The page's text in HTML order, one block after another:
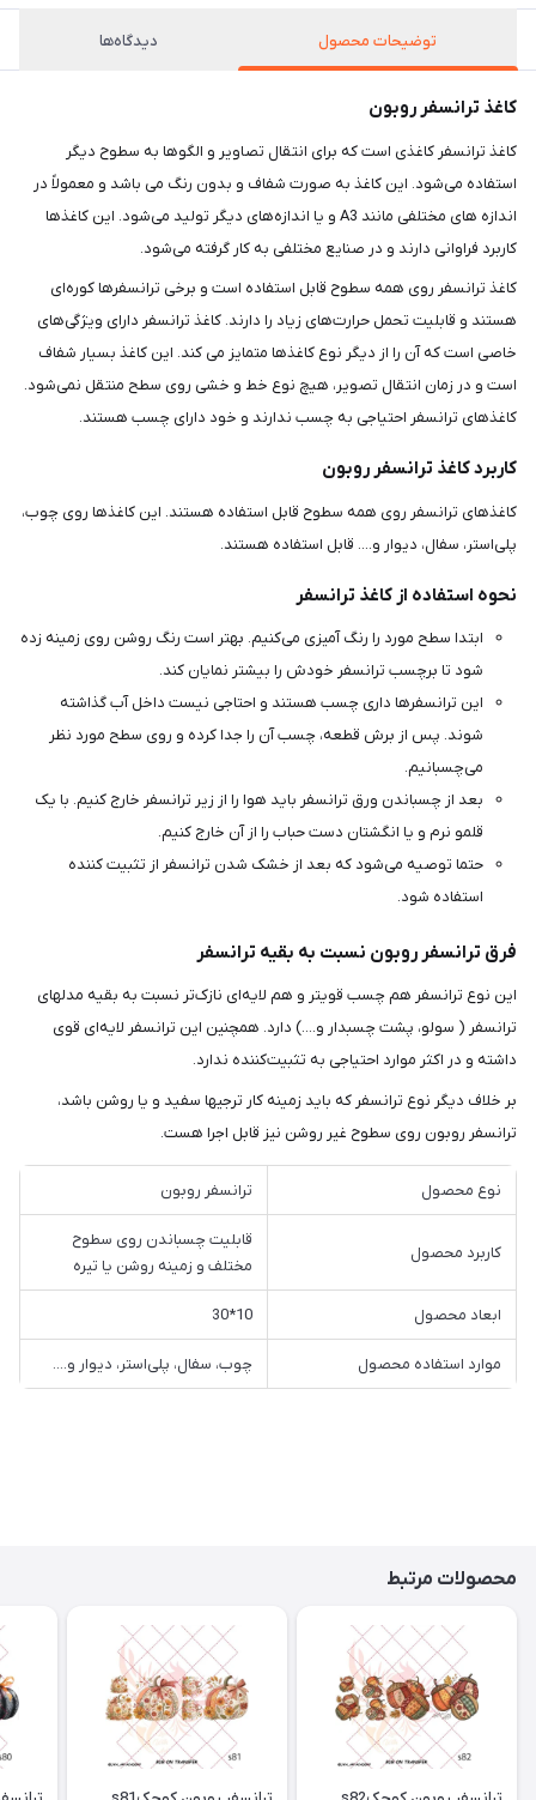
توضیحات محصول دیدگاه‌ها
کاغذ ترانسفر روبون
کاغذ ترانسفر کاغذی است که برای انتقال تصاویر و الگوها به سطوح دیگر
استفاده می‌شود. این کاغذ به صورت شفاف و بدون رنگ می باشد و معمولاً در
اندازه های مختلفی مانند A3 و یا اندازه‌های دیگر تولید می‌شود. این کاغذها
کاربرد فراوانی دارند و در صنایع مختلفی به کار گرفته می‌شود.
کاغذ ترانسفر روی همه سطوح قابل استفاده است و برخی ترانسفرها کوره‌ای
هستند و قابلیت تحمل حرارت‌های زیاد را دارند. کاغذ ترانسفر دارای ویژگی‌های
خاصی است که آن را از دیگر نوع کاغذها متمایز می کند. این کاغذ بسیار شفاف
است و در زمان انتقال تصویر، هیچ نوع خط و خشی روی سطح منتقل نمی‌شود.
کاغذهای ترانسفر احتیاجی به چسب ندارند و خود دارای چسب هستند.
کاربرد کاغذ ترانسفر روبون
کاغذهای ترانسفر روی همه سطوح قابل استفاده هستند. این کاغذها روی چوب،
پلی‌استر، سفال، دیوار و.... قابل استفاده هستند.
نحوه استفاده از کاغذ ترانسفر
ابتدا سطح مورد را رنگ آمیزی می‌کنیم. بهتر است رنگ روشن روی زمینه زده
شود تا برچسب ترانسفر خودش را بیشتر نمایان کند.
این ترانسفرها داری چسب هستند و احتاجی نیست داخل آب گذاشته
شوند. پس از برش قطعه، چسب آن را جدا کرده و روی سطح مورد نظر
می‌چسبانیم.
بعد از چسباندن ورق ترانسفر باید هوا را از زیر ترانسفر خارج کنیم. با یک
قلمو نرم و یا انگشتان دست حباب را از آن خارج کنیم.
حتما توصیه می‌شود که بعد از خشک شدن ترانسفر از تثبیت کننده
استفاده شود.
فرق ترانسفر روبون نسبت به بقیه ترانسفر
این نوع ترانسفر هم چسب قوی‎تر و هم لایه‌ای نازک‌تر نسبت به بقیه مدلهای
ترانسفر ( سولو، پشت چسبدار و....) دارد. همچنین این ترانسفر لایه‌ای قوی
داشته و در اکثر موارد احتیاجی به تثبیت‌کننده ندارد.
بر خلاف دیگر نوع ترانسفر که باید زمینه کار ترجیها سفید و یا روشن باشد،
ترانسفر روبون روی سطوح غیر روشن نیز قابل اجرا هست.
نوع محصول ترانسفر روبون
کاربرد محصول
قابلیت چسباندن روی سطوح
مختلف و زمینه روشن یا تیره
ابعاد محصول 10*30
موارد استفاده محصول چوب، سفال، پلی‌استر، دیوار و....
محصولات مرتبط